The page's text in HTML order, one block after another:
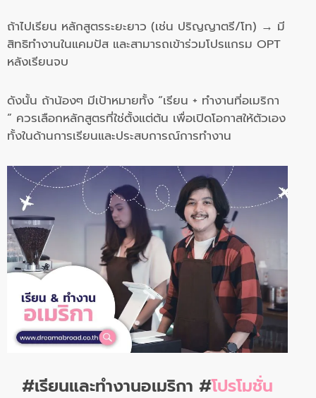
ถ้าไปเรียน หลักสูตรระยะยาว (เช่น ปริญญาตรี/โท) → มี
สิทธิทำงานในแคมปัส และสามารถเข้าร่วมโปรแกรม OPT
หลังเรียนจบ
ดังนั้น ถ้าน้องๆ มีเป้าหมายทั้ง “เรียน + ทำงานที่อเมริกา
” ควรเลือกหลักสูตรที่ใช่ตั้งแต่ต้น เพื่อเปิดโอกาสให้ตัวเอง
ทั้งในด้านการเรียนและประสบการณ์การทำงาน
#เรียนและทำงานอเมริกา #โปรโมชั่น